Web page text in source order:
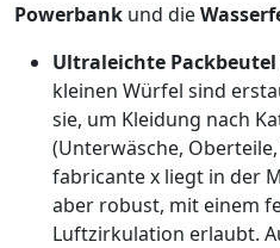
Powerbank und die
Ultraleichte Packbeutel
kleinen Würfel sind
sie, um Kleidung nach
(Unterwäsche,
fabricante x liegt in der
aber robust, mit einem
Luftzirkulation erlaubt.